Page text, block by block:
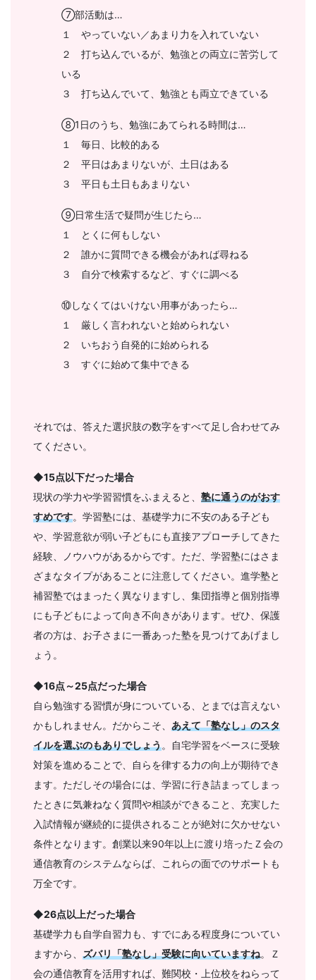
⑦部活動は…
１ やっていない／あまり力を入れていない
２ 打ち込んでいるが、勉強との両立に苦労して
いる
３ 打ち込んでいて、勉強とも両立できている
⑧1日のうち、勉強にあてられる時間は…
１ 毎日、比較的ある
２ 平日はあまりないが、土日はある
３ 平日も土日もあまりない
⑨日常生活で疑問が生じたら…
１ とくに何もしない
２ 誰かに質問できる機会があれば尋ねる
３ 自分で検索するなど、すぐに調べる
⑩しなくてはいけない用事があったら…
１ 厳しく言われないと始められない
２ いちおう自発的に始められる
３ すぐに始めて集中できる
それでは、答えた選択肢の数字をすべて足し合わせてみ
てください。
◆15点以下だった場合
現状の学力や学習習慣をふまえると、 塾に通うのがおす
すめです。学習塾には、基礎学力に不安のある子ども
や、学習意欲が弱い子どもにも直接アプローチしてきた
経験、ノウハウがあるからです。ただ、学習塾にはさま
ざまなタイプがあることに注意してください。進学塾と
補習塾ではまったく異なりますし、集団指導と個別指導
にも子どもによって向き不向きがあります。ぜひ、保護
者の方は、お子さまに一番あった塾を見つけてあげまし
ょう。
◆16点～25点だった場合
自ら勉強する習慣が身についている、とまでは言えない
かもしれません。だからこそ、 あえて「塾なし」のスタ
イルを選ぶのもありでしょう。自宅学習をベースに受験
対策を進めることで、自らを律する力の向上が期待でき
ます。ただしその場合には、学習に行き詰まってしまっ
たときに気兼ねなく質問や相談ができること、充実した
入試情報が継続的に提供されることが絶対に欠かせない
条件となります。創業以来90年以上に渡り培ったＺ会の
通信教育のシステムならば、これらの面でのサポートも
万全です。
◆26点以上だった場合
基礎学力も自学自習力も、すでにある程度身についてい
ますから、 ズバリ「塾なし」受験に向いていますね。Ｚ
会の通信教育を活用すれば、難関校・上位校をねらって